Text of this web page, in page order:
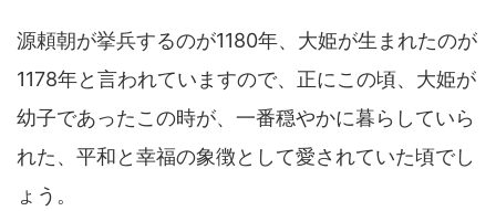
源頼朝が挙兵するのが1180年、大姫が生まれたのが
1178年と言われていますので、正にこの頃、大姫が
幼子であったこの時が、一番穏やかに暮らしていら
れた、平和と幸福の象徴として愛されていた頃でし
ょう。